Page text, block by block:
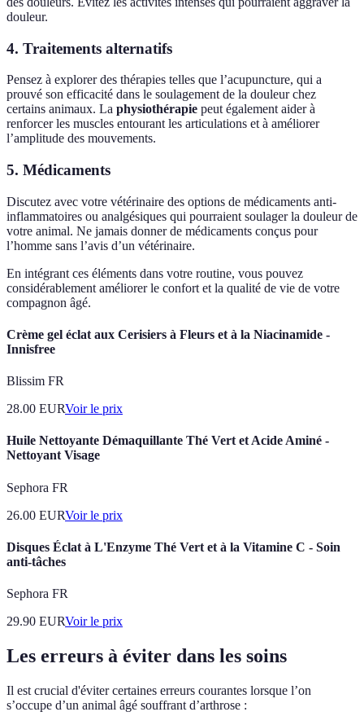
douleur.
4. Traitements alternatifs
Pensez à explorer des thérapies telles que l’acupuncture, qui a
prouvé son efficacité dans le soulagement de la douleur chez
certains animaux. La physiothérapie peut également aider à
renforcer les muscles entourant les articulations et à améliorer
l’amplitude des mouvements.
5. Médicaments
Discutez avec votre vétérinaire des options de médicaments anti-
inflammatoires ou analgésiques qui pourraient soulager la douleur de
votre animal. Ne jamais donner de médicaments conçus pour
l’homme sans l’avis d’un vétérinaire.
En intégrant ces éléments dans votre routine, vous pouvez
considérablement améliorer le confort et la qualité de vie de votre
compagnon âgé.
Crème gel éclat aux Cerisiers à Fleurs et à la Niacinamide -
Innisfree
Blissim FR
28.00 EURVoir le prix
Huile Nettoyante Démaquillante Thé Vert et Acide Aminé -
Nettoyant Visage
Sephora FR
26.00 EURVoir le prix
Disques Éclat à L'Enzyme Thé Vert et à la Vitamine C - Soin
anti-tâches
Sephora FR
29.90 EURVoir le prix
Les erreurs à éviter dans les soins
Il est crucial d'éviter certaines erreurs courantes lorsque l’on
s’occupe d’un animal âgé souffrant d’arthrose :